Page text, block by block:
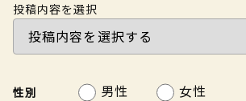
投稿内容を選択
性別 男性 女性